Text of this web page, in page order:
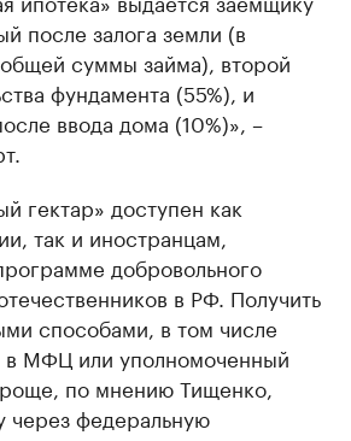
после залога земли (в
суммы займа), второй
фундамента (55%), и
ввода дома (10%)», –
гектар» доступен как
так и иностранцам,
добровольного
в РФ. Получить
способами, в том числе
в МФЦ или уполномоченный
по мнению Тищенко,
через федеральную